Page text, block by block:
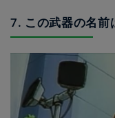
7. この武器の名前